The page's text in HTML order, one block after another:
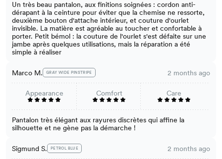
Un très beau pantalon, aux finitions soignées : cordon anti-
dérapant à la ceinture pour éviter que la chemise ne ressorte,
deuxième bouton d'attache intérieur, et couture d'ourlet
invisible. La matière est agréable au toucher et confortable à
porter. Petit bémol : la couture de l'ourlet s'est défaite sur une
jambe après quelques utilisations, mais la réparation a été
simple à réaliser
Marco M. GRAY WIDE PINSTRIPE 2 months ago
Appearance Comfort Care
Pantalon très élégant aux rayures discrètes qui affine la
silhouette et ne gène pas la démarche !
Sigmund S. PETROL BLUE 2 months ago